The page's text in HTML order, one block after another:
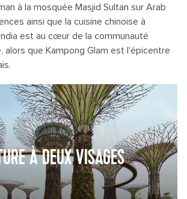
à la mosquée Masjid Sultan sur Arab
ainsi que la cuisine chinoise à
est au cœur de la communauté
alors que Kampong Glam est l'épicentre
À DEUX VISAGES